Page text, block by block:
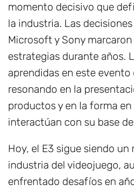
momento decisivo que
la industria. Las
Microsoft y Sony
estrategias durante años.
aprendidas en este
resonando en la
productos y en la forma
interactúan con su base
Hoy, el E3 sigue siendo un
industria del videojuego,
enfrentado desafíos en